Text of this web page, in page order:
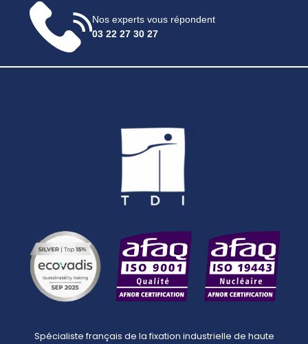
Nos experts vous répondent
03 22 27 30 27
Spécialiste français de la fixation industrielle de haute